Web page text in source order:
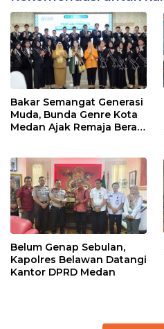
Bakar Semangat Generasi
Muda, Bunda Genre Kota
Medan Ajak Remaja Berani
Belum Genap Sebulan,
Kapolres Belawan Datangi
Kantor DPRD Medan